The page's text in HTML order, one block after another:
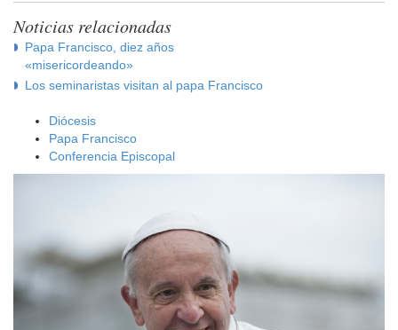
Noticias relacionadas
Papa Francisco, diez años
«misericordeando»
Los seminaristas visitan al papa Francisco
Diócesis
Papa Francisco
Conferencia Episcopal